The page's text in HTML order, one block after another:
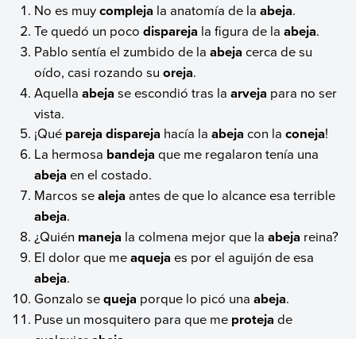
No es muycompleja la anatomía de laabeja.
Te quedó un pocodispareja la figura de laabeja.
Pablo sentía el zumbido de laabeja cerca de su
oído, casi rozando suoreja.
Aquellaabeja se escondió tras laarveja para no ser
vista.
¡Qué pareja dispareja hacía laabeja con laconeja!
La hermosa bandeja que me regalaron tenía una
abeja en el costado.
Marcos sealeja antes de que lo alcance esa terrible
abeja.
¿Quién maneja la colmena mejor que laabeja reina?
El dolor que meaqueja es por el aguijón de esa
abeja.
Gonzalo sequeja porque lo picó unaabeja.
Puse un mosquitero para que me proteja de